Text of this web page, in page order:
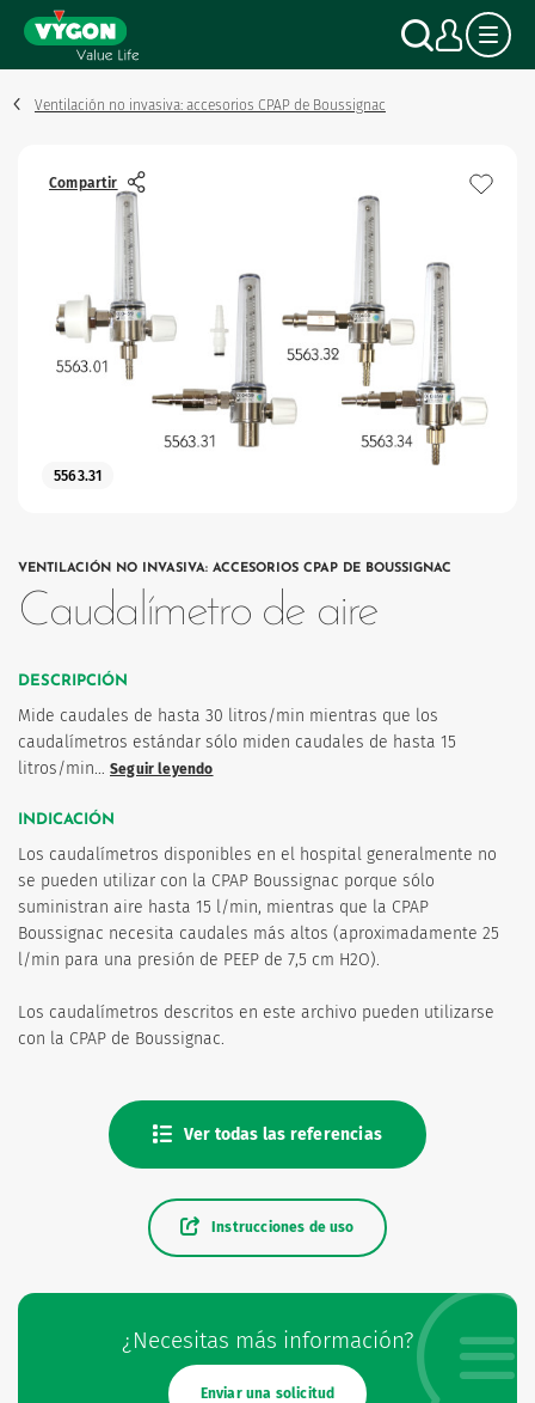
Panel de gestión de cookies
contenido
principal
Buscar
Mi
Ventilación no invasiva: accesorios CPAP de Boussignac
Compartir
5563.31
VENTILACIÓN NO INVASIVA: ACCESORIOS CPAP DE BOUSSIGNAC
Caudalímetro de aire
DESCRIPCIÓN
Mide caudales de hasta 30 litros/min mientras que los
caudalímetros estándar sólo miden caudales de hasta 15
litros/min… Seguir leyendo
INDICACIÓN
Los caudalímetros disponibles en el hospital generalmente no
se pueden utilizar con la CPAP Boussignac porque sólo
suministran aire hasta 15 l/min, mientras que la CPAP
Boussignac necesita caudales más altos (aproximadamente 25
l/min para una presión de PEEP de 7,5 cm H2O).
Los caudalímetros descritos en este archivo pueden utilizarse
con la CPAP de Boussignac.
Ver todas las referencias
¿Necesitas más información?
Enviar una solicitud
Instrucciones de uso